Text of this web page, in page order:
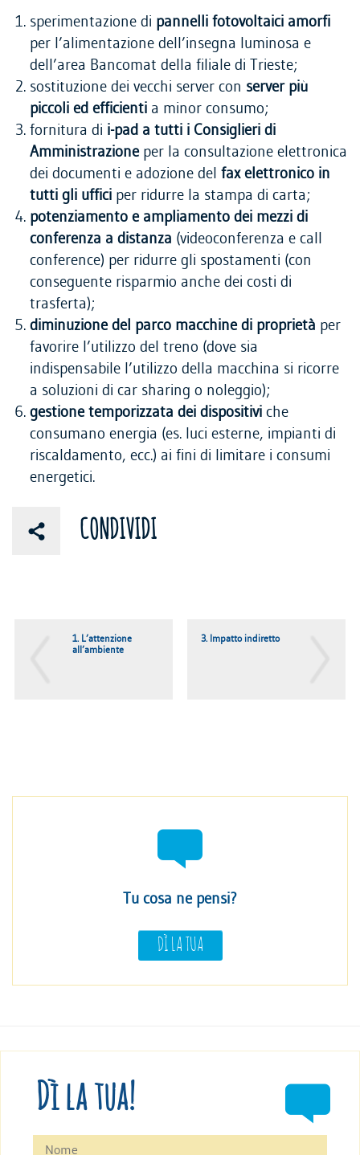
sperimentazione di pannelli fotovoltaici amorfi
per l’alimentazione dell’insegna luminosa e
dell’area Bancomat della filiale di Trieste;
sostituzione dei vecchi server con server più
piccoli ed efficienti a minor consumo;
fornitura di i-pad a tutti i Consiglieri di
Amministrazioneper la consultazione elettronica
dei documenti e adozione del fax elettronico in
tutti gli uffici per ridurre la stampa di carta;
potenziamento e ampliamento dei mezzi di
conferenza a distanza (videoconferenza e call
conference) per ridurre gli spostamenti (con
conseguente risparmio anche dei costi di
trasferta);
diminuzione del parco macchine di proprietà per
favorire l’utilizzo del treno (dove sia
indispensabile l’utilizzo della macchina si ricorre
a soluzioni di car sharing o noleggio);
gestione temporizzata dei dispositivi che
consumano energia (es. luci esterne, impianti di
riscaldamento, ecc.) ai fini di limitare i consumi
energetici.
CONDIVIDI
1. L’attenzione
all’ambiente
3. Impatto indiretto
Tu cosa ne pensi?
DÌ LA TUA
Dì la tua!